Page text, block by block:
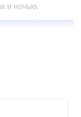
и ночью.